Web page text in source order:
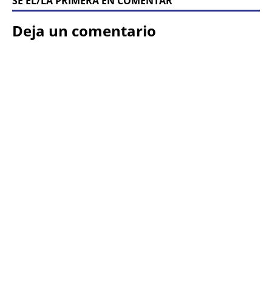
Deja un comentario